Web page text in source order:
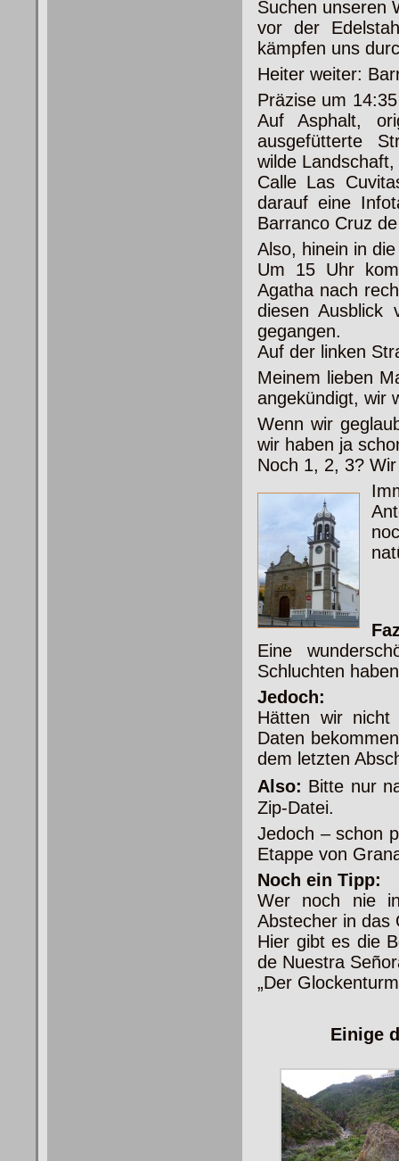
Suchen unseren
vor der
kämpfen uns
Heiter weiter:
Präzise um
Auf Asphalt,
ausgefütterte
wilde
Calle Las
darauf eine
Barranco Cruz
Also, hinein in
Um 15 Uhr
Agatha nach
diesen Ausblick
gegangen.
Auf der linken
Meinem lieben
angekündigt, wir
Wenn wir
wir haben ja
Noch 1, 2, 3?
Eine
Schluchten
Jedoch:
Hätten wir nicht
Daten
dem letzten
Also: Bitte nur
Zip-Datei.
Jedoch – schon
Etappe von
Noch ein Tipp:
Wer noch nie
Abstecher in das
Hier gibt es die
de Nuestra
„Der
Einige